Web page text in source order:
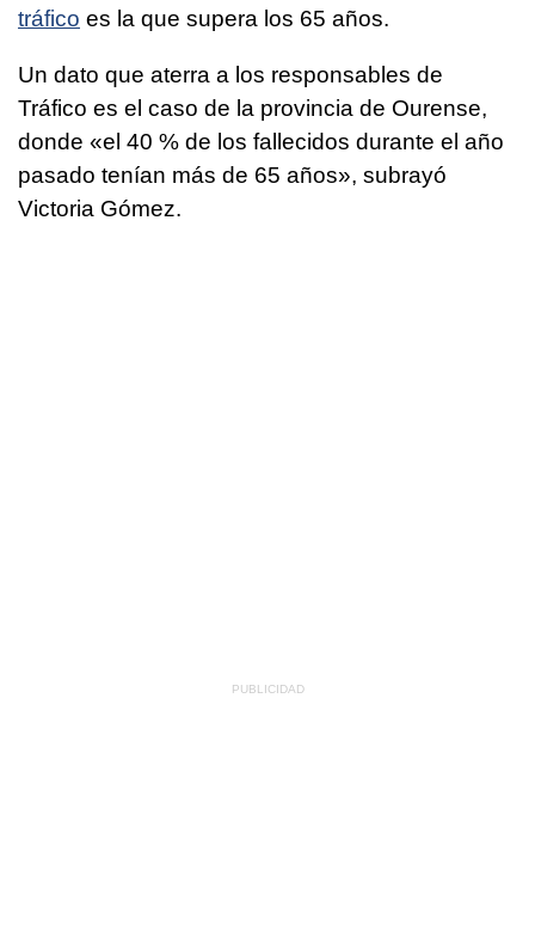
tráfico es la que supera los 65 años.
Un dato que aterra a los responsables de
Tráfico es el caso de la provincia de Ourense,
donde «el 40 % de los fallecidos durante el año
pasado tenían más de 65 años», subrayó
Victoria Gómez.